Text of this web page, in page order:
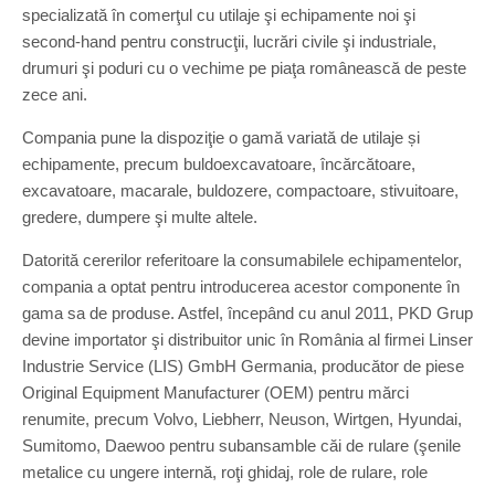
specializată în comerţul cu utilaje şi echipamente noi şi
second-hand pentru construcţii, lucrări civile şi industriale,
drumuri şi poduri cu o vechime pe piaţa românească de peste
zece ani.
Compania pune la dispoziţie o gamă variată de utilaje și
echipamente, precum buldoexcavatoare, încărcătoare,
excavatoare, macarale, buldozere, compactoare, stivuitoare,
gredere, dumpere şi multe altele.
Datorită cererilor referitoare la consumabilele echipamentelor,
compania a optat pentru introducerea acestor componente în
gama sa de produse. Astfel, începând cu anul 2011, PKD Grup
devine importator şi distribuitor unic în România al firmei Linser
Industrie Service (LIS) GmbH Germania, producător de piese
Original Equipment Manufacturer (OEM) pentru mărci
renumite, precum Volvo, Liebherr, Neuson, Wirtgen, Hyundai,
Sumitomo, Daewoo pentru subansamble căi de rulare (şenile
metalice cu ungere internă, roţi ghidaj, role de rulare, role